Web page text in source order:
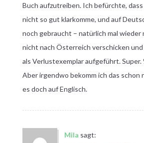
Buch aufzutreiben. Ich befürchte,
nicht so gut klarkomme, und auf
noch gebraucht – natürlich mal wieder
nicht nach Österreich verschicken
als Verlustexemplar aufgeführt. Super.
Aber irgendwo bekomm ich das schon
es doch auf Englisch.
Mila sagt: